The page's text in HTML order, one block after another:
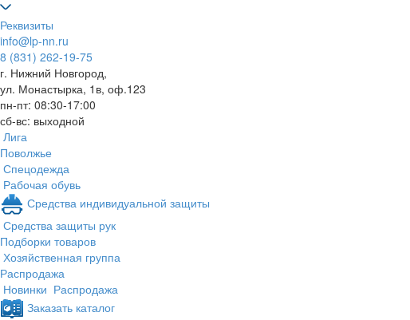
Реквизиты
info@lp-nn.ru
8 (831) 262-19-75
г. Нижний Новгород,
ул. Монастырка, 1в, оф.123
пн-пт: 08:30-17:00
сб-вс: выходной
Лига
Поволжье
Спецодежда
Рабочая обувь
Средства индивидуальной защиты
Средства защиты рук
Подборки товаров
Хозяйственная группа
Распродажа
Новинки Распродажа
Заказать каталог